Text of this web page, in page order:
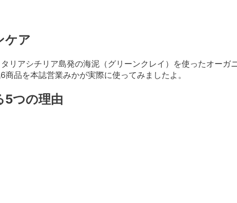
ケア
リアシチリア島発の海泥（グリーンクレイ）を使ったオー
品を本誌営業みかが実際に使ってみましたよ。
5つの理由